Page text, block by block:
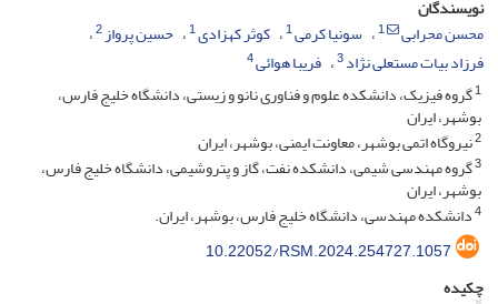
نویسندگان
محسن محرابی
1 سونیا کرمی1 کوثر کهزادی1 حسین پرواز2
فرزاد بیات مستعلی نژاد3 فریبا هوائی4
1گروه فیزیک، دانشکده علوم و فناوری نانو و زیستی، دانشگاه خلیج فارس،
بوشهر، ایران
2نیروگاه اتمی بوشهر، معاونت ایمنی، بوشهر، ایران
3گروه مهندسی شیمی، دانشکده نفت، گاز و پتروشیمی، دانشگاه خلیج فارس،
بوشهر، ایران
4دانشکده مهندسی، دانشگاه خلیج فارس، بوشهر، ایران.
10.22052/RSM.2024.254727.1057
چکیده